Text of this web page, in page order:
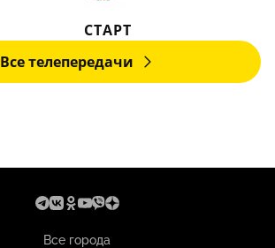
СТАРТ
Все телепередачи
Все города